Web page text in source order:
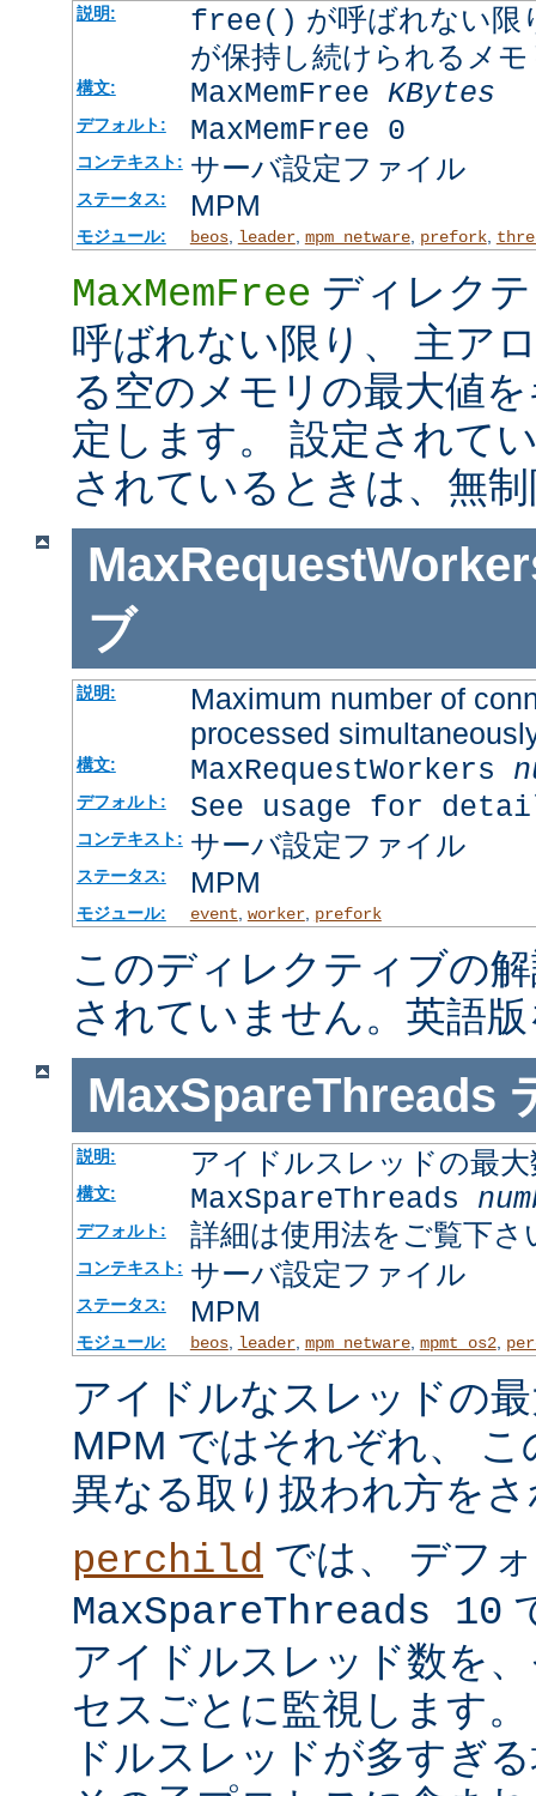
説明: free() が呼ばれない限
が保持し続けられるメ
構文: MaxMemFree KBytes
デフォルト: MaxMemFree 0
コンテキスト: サーバ設定ファイル
ステータス: MPM
モジュール: beos, leader, mpm_netware, prefork,
MaxMemFree ディレク
呼ばれない限り、 主ア
る空のメモリの最大値
定します。 設定されて
されているときは、無
ブ
説明:
Maximum number of
processed
構文: MaxRequestWorkers
デフォルト: See usage for
コンテキスト: サーバ設定ファイル
ステータス: MPM
モジュール: event worker, prefork
このディレクティブの
されていません。英語
MaxSpareThreads
説明: アイドルスレッドの最大
構文: MaxSpareThreads
デフォルト: 詳細は使用法をご覧下さ
コンテキスト: サーバ設定ファイル
ステータス: MPM
モジュール: beos, leader, mpm_netware, mpmt_os2,
アイドルなスレッドの
MPM ではそれぞれ、
異なる取り扱われ方を
perchild では、 デフ
MaxSpareThreads 10
アイドルスレッド数を
セスごとに監視します
ドルスレッドが多すぎ